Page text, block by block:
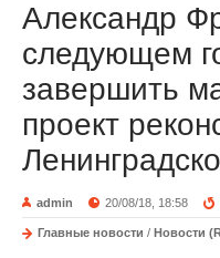
Александр
следующем
завершить
проект
admin 20/08/18, 18:58
Главные новости / Новости